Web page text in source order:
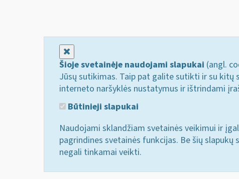
Šioje svetainėje naudojami slapukai (angl.
Jūsų sutikimas. Taip pat galite sutikti ir su kitų
interneto naršyklės nustatymus ir ištrindami
Būtinieji slapukai
Naudojami sklandžiam svetainės veikimui ir
pagrindines svetainės funkcijas. Be šių slapukų
negali tinkamai veikti.